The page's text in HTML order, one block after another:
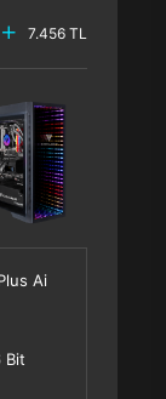
7.456 TL
Ai
Bit